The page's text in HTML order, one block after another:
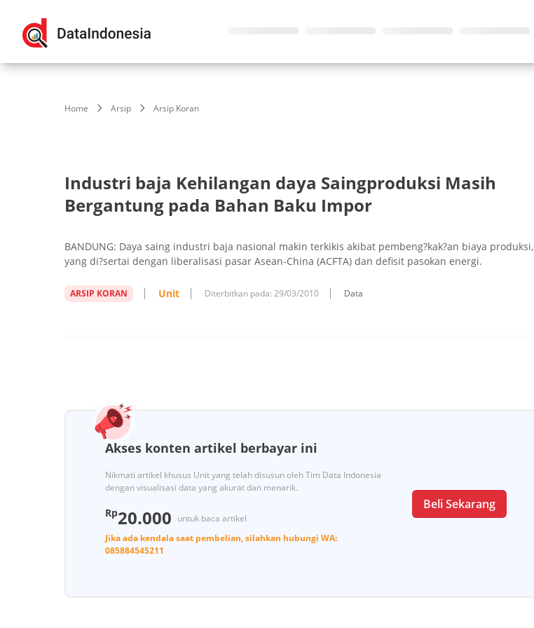
Home Arsip Arsip Koran
Industri baja Kehilangan daya Saingproduksi Masih
Bergantung pada Bahan Baku Impor
BANDUNG: Daya saing industri baja nasional makin terkikis akibat pembeng?kak?an biaya produksi,
yang di?sertai dengan liberalisasi pasar Asean-China (ACFTA) dan defisit pasokan energi.
ARSIP KORAN Unit Diterbitkan pada: 29/03/2010 Data
Akses konten artikel berbayar ini
Nikmati artikel khusus Unit yang telah disusun oleh Tim Data Indonesia
dengan visualisasi data yang akurat dan menarik.
Rp20.000 untuk baca artikel
Jika ada kendala saat pembelian, silahkan hubungi WA:
085884545211
Beli Sekarang